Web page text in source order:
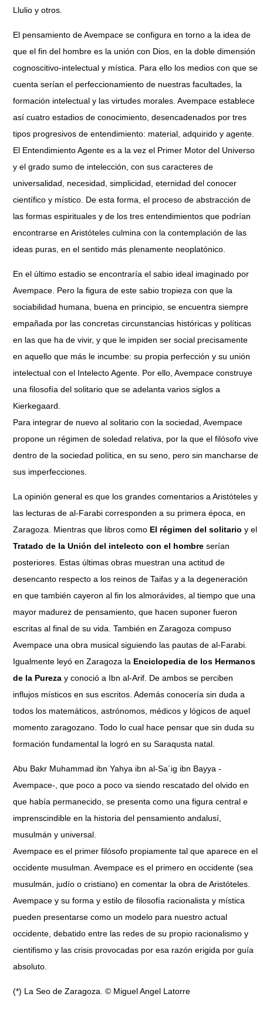
Llulio y otros.
El pensamiento de Avempace se configura en torno a la idea de
que el fin del hombre es la unión con Dios, en la doble dimensión
cognoscitivo-intelectual y mística. Para ello los medios con que se
cuenta serían el perfeccionamiento de nuestras facultades, la
formación intelectual y las virtudes morales. Avempace establece
así cuatro estadios de conocimiento, desencadenados por tres
tipos progresivos de entendimiento: material, adquirido y agente.
El Entendimiento Agente es a la vez el Primer Motor del Universo
y el grado sumo de intelección, con sus caracteres de
universalidad, necesidad, simplicidad, eternidad del conocer
científico y místico. De esta forma, el proceso de abstracción de
las formas espirituales y de los tres entendimientos que podrían
encontrarse en Aristóteles culmina con la contemplación de las
ideas puras, en el sentido más plenamente neoplatónico.
En el último estadio se encontraría el sabio ideal imaginado por
Avempace. Pero la figura de este sabio tropieza con que la
sociabilidad humana, buena en principio, se encuentra siempre
empañada por las concretas circunstancias históricas y políticas
en las que ha de vivir, y que le impiden ser social precisamente
en aquello que más le incumbe: su propia perfección y su unión
intelectual con el Intelecto Agente. Por ello, Avempace construye
una filosofía del solitario que se adelanta varios siglos a
Kierkegaard.
Para integrar de nuevo al solitario con la sociedad, Avempace
propone un régimen de soledad relativa, por la que el filósofo vive
dentro de la sociedad política, en su seno, pero sin mancharse de
sus imperfecciones.
La opinión general es que los grandes comentarios a Aristóteles y
las lecturas de al-Farabi corresponden a su primera época, en
Zaragoza. Mientras que libros como El régimen del solitario y el
Tratado de la Unión del intelecto con el hombre serían
posteriores. Estas últimas obras muestran una actitud de
desencanto respecto a los reinos de Taifas y a la degeneración
en que también cayeron al fin los almorávides, al tiempo que una
mayor madurez de pensamiento, que hacen suponer fueron
escritas al final de su vida. También en Zaragoza compuso
Avempace una obra musical siguiendo las pautas de al-Farabi.
Igualmente leyó en Zaragoza la Enciclopedia de los Hermanos
de la Pureza y conoció a Ibn al-Arif. De ambos se perciben
influjos místicos en sus escritos. Además conocería sin duda a
todos los matemáticos, astrónomos, médicos y lógicos de aquel
momento zaragozano. Todo lo cual hace pensar que sin duda su
formación fundamental la logró en su Saraqusta natal.
Abu Bakr Muhammad ibn Yahya ibn al-Sa´ig ibn Bayya -
Avempace-, que poco a poco va siendo rescatado del olvido en
que había permanecido, se presenta como una figura central e
imprenscindible en la historia del pensamiento andalusí,
musulmán y universal.
Avempace es el primer filósofo propiamente tal que aparece en el
occidente musulman. Avempace es el primero en occidente (sea
musulmán, judío o cristiano) en comentar la obra de Aristóteles.
Avempace y su forma y estilo de filosofía racionalista y mística
pueden presentarse como un modelo para nuestro actual
occidente, debatido entre las redes de su propio racionalismo y
cientifismo y las crisis provocadas por esa razón erigida por guía
absoluto.
(*) La Seo de Zaragoza. © Miguel Angel Latorre